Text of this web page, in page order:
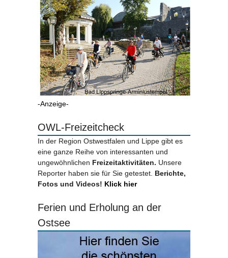
-Anzeige-
OWL-Freizeitcheck
In der Region Ostwestfalen und Lippe gibt es
eine ganze Reihe von interessanten und
ungewöhnlichen Freizeitaktivitäten. Unsere
Reporter haben sie für Sie getestet. Berichte,
Fotos und Videos! Klick hier
Ferien und Erholung an der
Ostsee